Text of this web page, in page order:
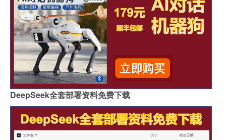
DeepSeek全套部署资料免费下载